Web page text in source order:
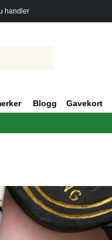
handler
Blogg Gavekort